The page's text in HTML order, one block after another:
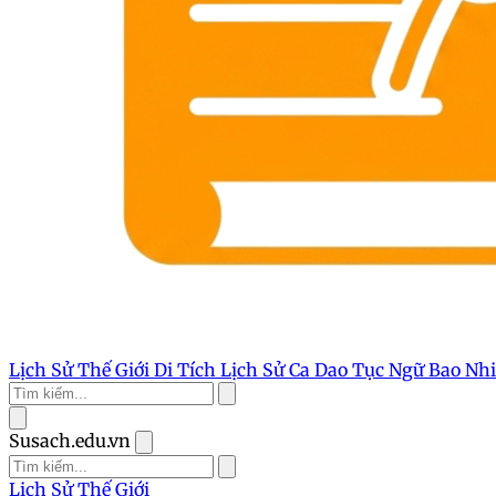
Lịch Sử Thế Giới Di Tích Lịch SửCa Dao Tục NgữBao
Susach.edu.vn
Lịch Sử Thế Giới